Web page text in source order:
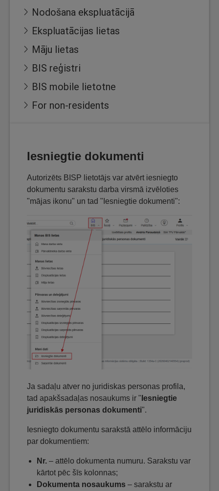
Nodošana ekspluatācijā
Ekspluatācijas lietas
Māju lietas
BIS reģistri
BIS mobile lietotne
For non-residents
Iesniegtie dokumenti
Autorizēts BISP lietotājs var atvērt iesniegto
dokumentu sarakstu darba virsmā izvēloties
"mājas ikonu" un tad "Iesniegtie dokumenti":
Ja sadaļu atver no juridiskas personas profila,
tad apakšsadaļas nosaukums ir " Iesniegtie
juridiskās personas dokumenti".
Iesniegto dokumentu sarakstā attēlo informāciju
par dokumentiem:
Nr. – attēlo dokumenta numuru. Sarakstu var
kārtot pēc šīs kolonnas;
Dokumenta nosaukums – sarakstu ar